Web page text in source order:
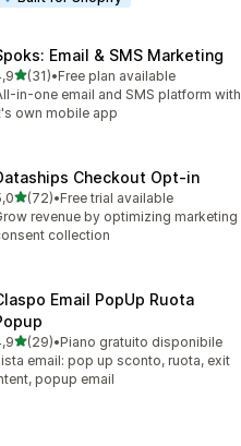
Email & SMS Marketing
stelle su 5
(31)
recensioni totali
•Free plan available
in-one email and SMS platform with
own mobile app
Checkout Opt‑in
stelle su 5
(72)
recensioni totali
•Free trial available
revenue by optimizing marketing
collection
Email PopUp Ruota
stelle su 5
(29)
recensioni totali
•Piano gratuito disponibile
email: pop up sconto, ruota, exit
popup email